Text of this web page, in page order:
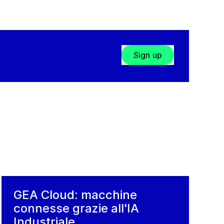
Sign up
GEA Cloud: macchine
connesse grazie all'IA